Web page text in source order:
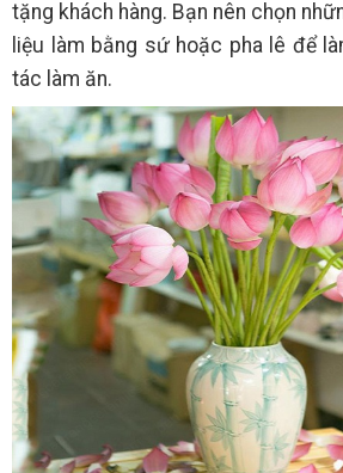
tặng khách hàng. Bạn nên chọn
liệu làm bằng sứ hoặc pha lê để
tác làm ăn.